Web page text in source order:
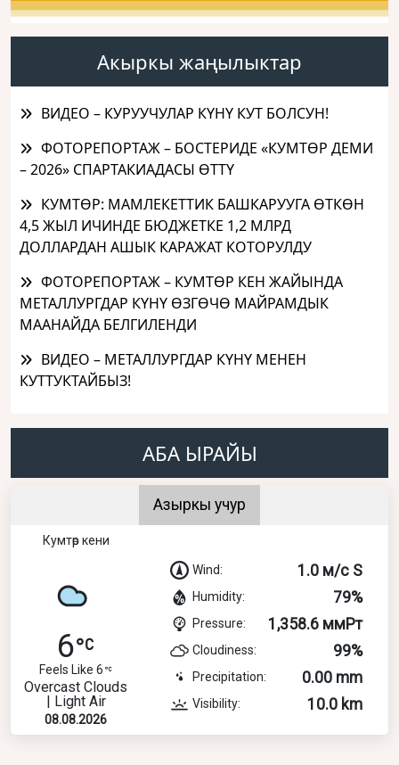
Акыркы жаңылыктар
ВИДЕО – КУРУУЧУЛАР КҮНҮ КУТ БОЛСУН!
ФОТОРЕПОРТАЖ – БОСТЕРИДЕ «КУМТӨР ДЕМИ
– 2026» СПАРТАКИАДАСЫ ӨТТҮ
КУМТӨР: МАМЛЕКЕТТИК БАШКАРУУГА ӨТКӨН
4,5 ЖЫЛ ИЧИНДЕ БЮДЖЕТКЕ 1,2 МЛРД
ДОЛЛАРДАН АШЫК КАРАЖАТ КОТОРУЛДУ
ФОТОРЕПОРТАЖ – КУМТӨР КЕН ЖАЙЫНДА
МЕТАЛЛУРГДАР КҮНҮ ӨЗГӨЧӨ МАЙРАМДЫК
МААНАЙДА БЕЛГИЛЕНДИ
ВИДЕО – МЕТАЛЛУРГДАР КҮНҮ МЕНЕН
КУТТУКТАЙБЫЗ!
АБА ЫРАЙЫ
Азыркы учур
Кумтөр кени
6
Feels Like 6
Overcast Clouds
| Light Air
08.08.2026
Wind: 1.0 м/с S
Humidity: 79%
Pressure: 1,358.6 ммРт
Cloudiness: 99%
Precipitation: 0.00 mm
Visibility: 10.0 km